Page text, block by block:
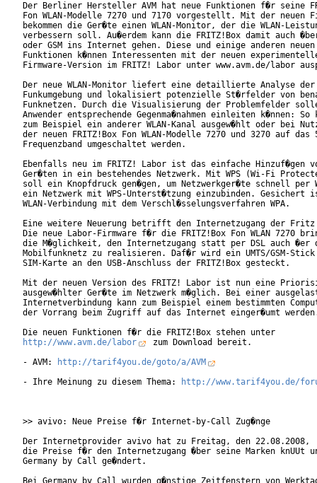
Der Berliner Hersteller AVM hat neue Funktionen f�r seine
Fon WLAN-Modelle 7270 und 7170 vorgestellt. Mit der neuen
bekommen die Ger�te einen WLAN-Monitor, der die WLAN-
verbessern soll. Au�erdem kann die FRITZ!Box damit auch �ber
oder GSM ins Internet gehen. Diese und einige anderen neuen
Funktionen k�nnen Interessenten mit der neuen
Firmware-Version im FRITZ! Labor unter www.avm.de/labor
Der neue WLAN-Monitor liefert eine detaillierte Analyse der
Funkumgebung und lokalisiert potenzielle St�rfelder von
Funknetzen. Durch die Visualisierung der Problemfelder
Anwender entsprechende Gegenma�nahmen einleiten k�nnen: So
zum Beispiel ein anderer WLAN-Kanal ausgew�hlt oder bei
der neuen FRITZ!Box Fon WLAN-Modelle 7270 und 3270 auf das
Frequenzband umgeschaltet werden.
Ebenfalls neu im FRITZ! Labor ist das einfache Hinzuf�gen
Ger�ten in ein bestehendes Netzwerk. Mit WPS (Wi-Fi
soll ein Knopfdruck gen�gen, um Netzwerkger�te schnell per
ein Netzwerk mit WPS-Unterst�tzung einzubinden. Gesichert
WLAN-Verbindung mit dem Verschl�sselungsverfahren WPA.
Eine weitere Neuerung betrifft den Internetzugang der
Die neue Labor-Firmware f�r die FRITZ!Box Fon WLAN 7270
die M�glichkeit, den Internetzugang statt per DSL auch �er
Mobilfunknetz zu realisieren. Daf�r wird ein UMTS/GSM-
SIM-Karte an den USB-Anschluss der FRITZ!Box gesteckt.
Mit der neuen Version des FRITZ! Labor ist nun eine
ausgew�hlter Ger�te im Netzwerk m�glich. Bei einer
Internetverbindung kann zum Beispiel einem bestimmten
der Vorrang beim Zugriff auf das Internet einger�umt
http://www.avm.de/labor
zum Download bereit.
- AVM:
http://tarif4you.de/goto/a/AVM
- Ihre Meinung zu diesem Thema:
http://www.tarif4you.de/
>> avivo: Neue Preise f�r Internet-by-Call Zug�nge
Der Internetprovider avivo hat zu Freitag, den 22.08.2008,
die Preise f�r den Internetzugang �ber seine Marken knUUt
Germany by Call ge�ndert.
Bei Germany by Call wurden g�nstige Zeitfenstern von